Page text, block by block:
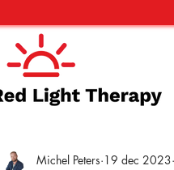
Michel Peters 19 dec 2023